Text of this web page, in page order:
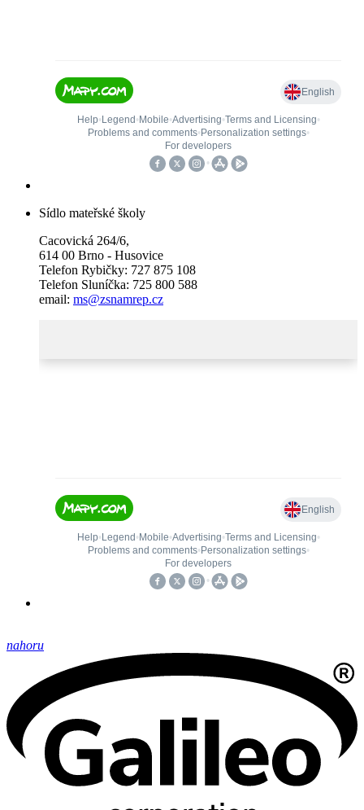
Sídlo mateřské školy
Cacovická 264/6,
614 00 Brno - Husovice
Telefon Rybičky: 727 875 108
Telefon Sluníčka: 725 800 588
email: ms@zsnamrep.cz
nahoru